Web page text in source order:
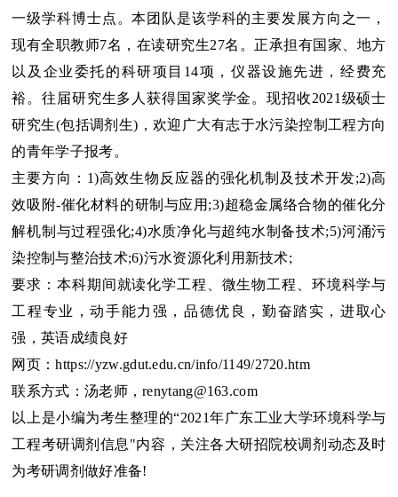
一级学科博士点。本团队是该学科的主要发展方向之一，
现有全职教师7名，在读研究生27名。正承担有国家、地方
以及企业委托的科研项目14项，仪器设施先进，经费充
裕。往届研究生多人获得国家奖学金。现招收2021级硕士
研究生(包括调剂生)，欢迎广大有志于水污染控制工程方向
的青年学子报考。
主要方向：1)高效生物反应器的强化机制及技术开发;2)高
效吸附-催化材料的研制与应用;3)超稳金属络合物的催化分
解机制与过程强化;4)水质净化与超纯水制备技术;5)河涌污
染控制与整治技术;6)污水资源化利用新技术;
要求：本科期间就读化学工程、微生物工程、环境科学与
工程专业，动手能力强，品德优良，勤奋踏实，进取心
强，英语成绩良好
网页：https://yzw.gdut.edu.cn/info/1149/2720.htm
联系方式：汤老师，renytang@163.com
以上是小编为考生整理的“2021年广东工业大学环境科学与
工程考研调剂信息"内容，关注各大研招院校调剂动态及时
为考研调剂做好准备!